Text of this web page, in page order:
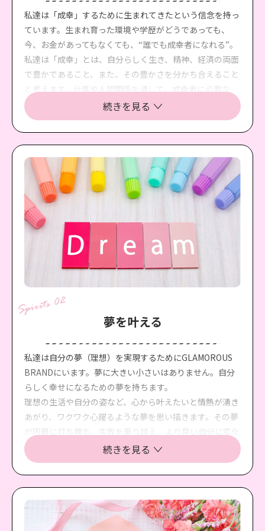
私達は「成幸」するために生まれてきたという信念を持っ
ています。生まれ育った環境や学歴がどうであっても、
今、お金があってもなくても、“誰でも成幸者になれる”。
私達は「成幸」とは、自分らしく生き、精神、経済の両面
で豊かであること、また、その豊かさを分かち合えること
と考えます。仕事や人間関係を通して、成幸者に必要な
「人間性」「メンタル」「資質」「能力」を磨き、自分自
身を開花させ、人生の成幸者となります。また、成幸者を
輩出できる環境を一丸となって創っていきます。
続きを見る
夢を叶える
私達は自分の夢（理想）を実現するためにGLAMOROUS
BRANDにいます。夢に大きい小さいはありません。自分
らしく幸せになるための夢を持ちます。
理想の生活や自分の姿など、心から叶えたいと情熱が湧き
あがり、ワクワク心躍るような夢を思い描きます。その夢
が困難に打ち勝ち、失敗を乗り越え、より良い自分に変化
するための原動力となるからです。また、私達は夢を実現
するための自分磨きの場がGLAMOROUS BRANDであると
も考えます。ですから、仕事を楽しみ、真剣に取り組むの
です。
私達は自分自身の無限の可能性を信じて、夢を見つけ、夢
を追いかけ、夢を叶えます。
続きを見る